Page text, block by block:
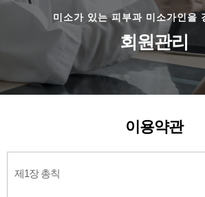
미소가 있는 피부과 미소가인을
회원관리
이용약관
제1장 총칙